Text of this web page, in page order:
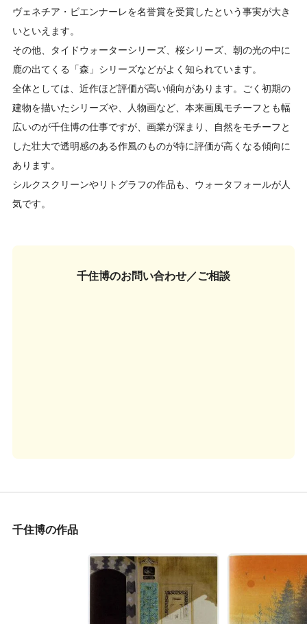
ヴェネチア・ビエンナーレを名誉賞を受賞したという事実が大き
いといえます。
その他、タイドウォーターシリーズ、桜シリーズ、朝の光の中に
鹿の出てくる「森」シリーズなどがよく知られています。
全体としては、近作ほど評価が高い傾向があります。ごく初期の
建物を描いたシリーズや、人物画など、本来画風モチーフとも幅
広いのが千住博の仕事ですが、画業が深まり、自然をモチーフと
した壮大で透明感のある作風のものが特に評価が高くなる傾向に
あります。
シルクスクリーンやリトグラフの作品も、ウォータフォールが人
気です。
千住博のお問い合わせ／ご相談
千住博の作品